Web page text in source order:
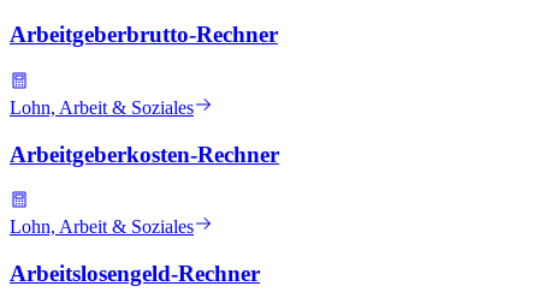
Arbeitgeberbrutto-Rechner
Lohn, Arbeit & Soziales
Arbeitgeberkosten-Rechner
Lohn, Arbeit & Soziales
Arbeitslosengeld-Rechner